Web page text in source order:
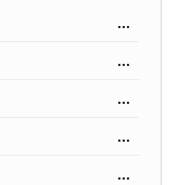
...
...
...
...
...